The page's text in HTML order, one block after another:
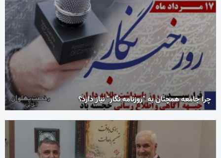
چرا جامعه همچنان به “روزنامه نگار” نیاز دارد؟